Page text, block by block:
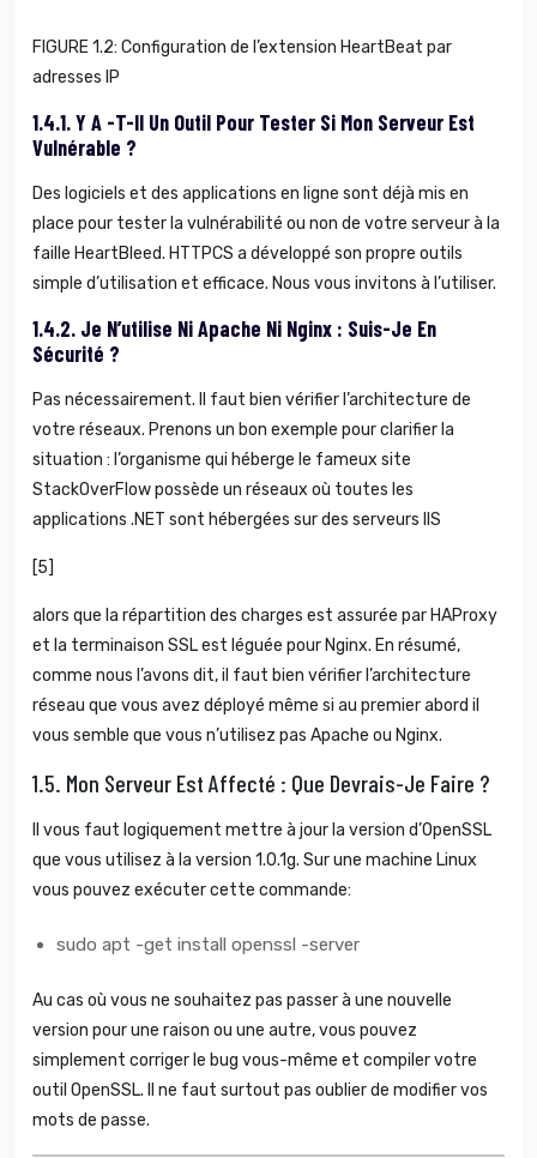
FIGURE 1.2: Configuration de l’extension HeartBeat par
adresses IP
1.4.1.Y A -t-Il Un Outil Pour Tester Si Mon Serveur Est
Vulnérable ?
Des logiciels et des applications en ligne sont déjà mis en
place pour tester la vulnérabilité ou non de votre serveur à la
faille HeartBleed. HTTPCS a développé son propre outils
simple d’utilisation et efficace. Nous vous invitons à l’utiliser.
1.4.2. Je N’utilise Ni Apache Ni Nginx : Suis-Je En
Sécurité ?
Pas nécessairement. Il faut bien vérifier l’architecture de
votre réseaux. Prenons un bon exemple pour clarifier la
situation : l’organisme qui héberge le fameux site
StackOverFlow possède un réseaux où toutes les
applications .NET sont hébergées sur des serveurs IIS
[5]
alors que la répartition des charges est assurée par HAProxy
et la terminaison SSL est léguée pour Nginx. En résumé,
comme nous l’avons dit, il faut bien vérifier l’architecture
réseau que vous avez déployé même si au premier abord il
vous semble que vous n’utilisez pas Apache ou Nginx.
1.5. Mon Serveur Est Affecté : Que Devrais-Je Faire ?
Il vous faut logiquement mettre à jour la version d’OpenSSL
que vous utilisez à la version 1.0.1g. Sur une machine Linux
vous pouvez exécuter cette commande:
sudo apt -get install openssl -server
Au cas où vous ne souhaitez pas passer à une nouvelle
version pour une raison ou une autre, vous pouvez
simplement corriger le bug vous-même et compiler votre
outil OpenSSL. Il ne faut surtout pas oublier de modifier vos
mots de passe.